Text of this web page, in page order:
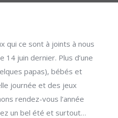
qui ce sont à joints à nous
14 juin dernier. Plus d’une
papas), bébés et
journée et des jeux
rendez-vous l’année
un bel été et surtout…